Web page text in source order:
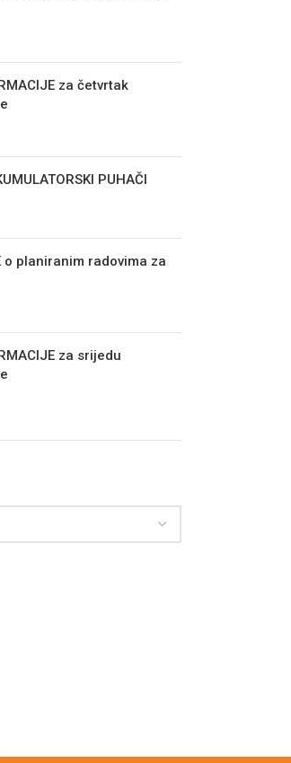
za četvrtak
PUHAČI
o planiranim radovima za
za srijedu